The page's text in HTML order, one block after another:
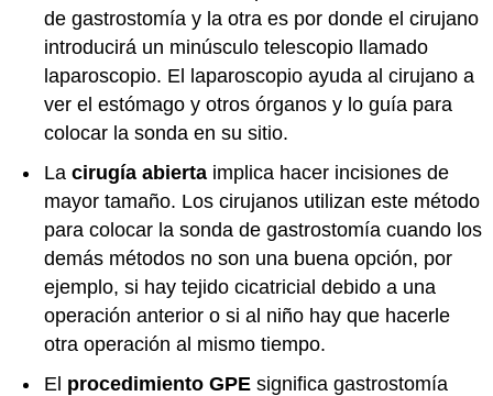
de gastrostomía y la otra es por donde el cirujano
introducirá un minúsculo telescopio llamado
laparoscopio. El laparoscopio ayuda al cirujano a
ver el estómago y otros órganos y lo guía para
colocar la sonda en su sitio.
La cirugía abierta implica hacer incisiones de
mayor tamaño. Los cirujanos utilizan este método
para colocar la sonda de gastrostomía cuando los
demás métodos no son una buena opción, por
ejemplo, si hay tejido cicatricial debido a una
operación anterior o si al niño hay que hacerle
otra operación al mismo tiempo.
El procedimiento GPE significa gastrostomía